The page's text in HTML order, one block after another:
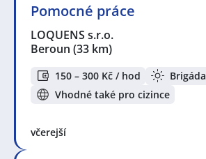
Pomocné práce
LOQUENS s.r.o.
Beroun (33 km)
150 – 300 Kč / hod
Brigáda
Vhodné také pro cizince
včerejší